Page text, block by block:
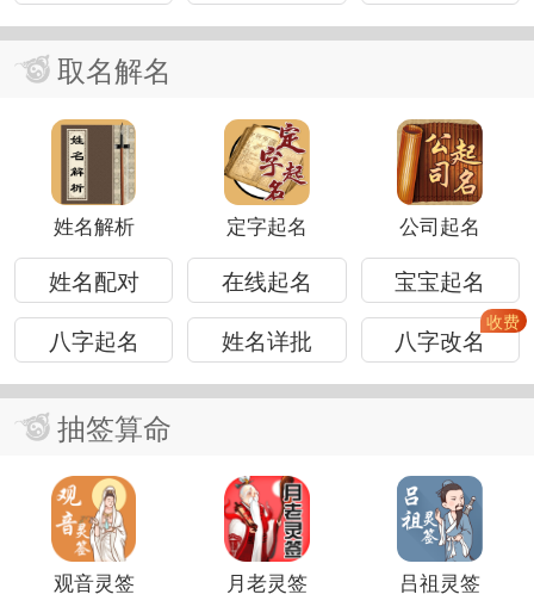
取名解名
姓名解析 定字起名 公司起名
姓名配对 在线起名
宝宝起名
八字起名
姓名详批 八字改名
抽签算命
观音灵签 月老灵签 吕祖灵签